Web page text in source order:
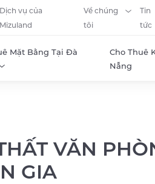
Dịch vụ của
Mizuland
Về chúng
tôi
Tin
tức
Mặt Bằng Tại Đà
Cho Thuê
Nẵng
VĂN
GIA